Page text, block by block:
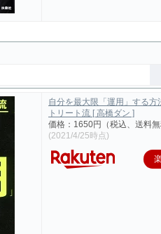
自分を最大限「運用」する方
トリート流 [ 高橋ダン ]
価格：1650円（税込、送料
(2021/4/25時点)